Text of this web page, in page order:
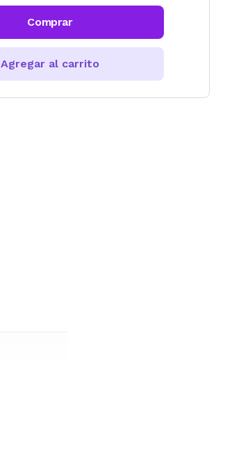
Comprar
Agregar al carrito